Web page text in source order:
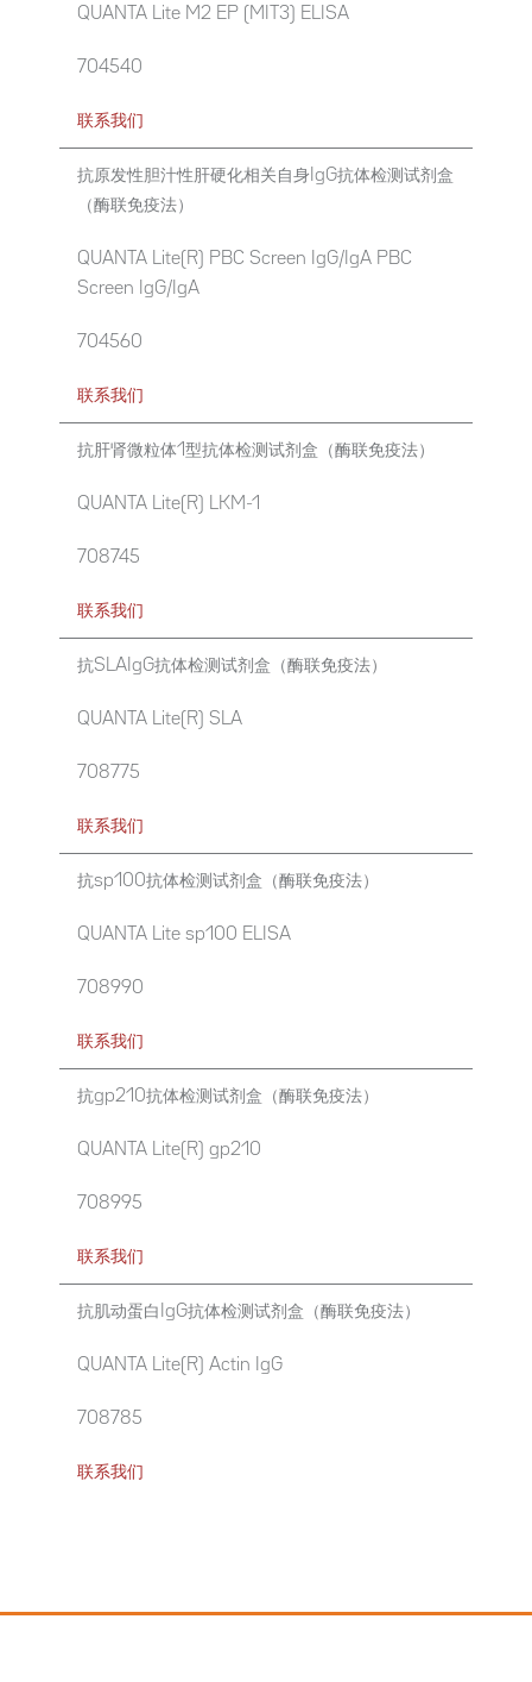
QUANTA Lite M2 EP (MIT3) ELISA
704540
联系我们
抗原发性胆汁性肝硬化相关自身IgG抗体检测试剂盒
（酶联免疫法）
QUANTA Lite(R) PBC Screen IgG/IgA PBC
Screen IgG/IgA
704560
联系我们
抗肝肾微粒体1型抗体检测试剂盒（酶联免疫法）
QUANTA Lite(R) LKM-1
708745
联系我们
抗SLAIgG抗体检测试剂盒（酶联免疫法）
QUANTA Lite(R) SLA
708775
联系我们
抗sp100抗体检测试剂盒（酶联免疫法）
QUANTA Lite sp100 ELISA
708990
联系我们
抗gp210抗体检测试剂盒（酶联免疫法）
QUANTA Lite(R) gp210
708995
联系我们
抗肌动蛋白IgG抗体检测试剂盒（酶联免疫法）
QUANTA Lite(R) Actin IgG
708785
联系我们